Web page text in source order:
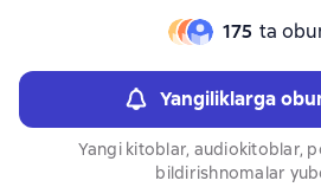
175 ta
Yangiliklarga
Yangi kitoblar, audiokitoblar,
bildirishnomalar